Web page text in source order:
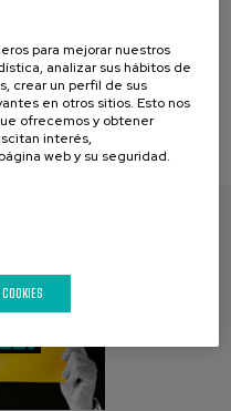
podéis hacer clic en la
para mejorar nuestros
analizar sus hábitos de
crear un perfil de sus
en otros sitios. Esto nos
ofrecemos y obtener
interés,
web y su seguridad.